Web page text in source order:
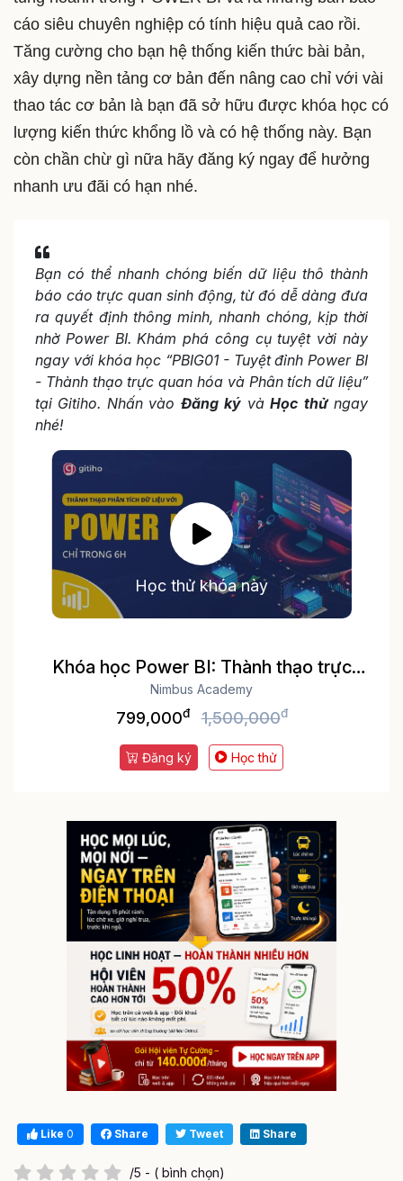
cáo siêu chuyên nghiệp có tính hiệu quả cao rồi.
Tăng cường cho bạn hệ thống kiến thức bài bản,
xây dựng nền tảng cơ bản đến nâng cao chỉ với vài
thao tác cơ bản là bạn đã sở hữu được khóa học có
lượng kiến thức khổng lồ và có hệ thống này. Bạn
còn chần chừ gì nữa hãy đăng ký ngay để hưởng
nhanh ưu đãi có hạn nhé.
Bạn có thể nhanh chóng biến dữ liệu thô thành
báo cáo trực quan sinh động, từ đó dễ dàng đưa
ra quyết định thông minh, nhanh chóng, kịp thời
nhờ Power BI. Khám phá công cụ tuyệt vời này
ngay với khóa học “PBIG01 - Tuyệt đỉnh Power BI
- Thành thạo trực quan hóa và Phân tích dữ liệu”
tại Gitiho. Nhấn vào Đăng ký vàHọc thửngay
nhé!
Học thử khóa này
Khóa học Power BI: Thành thạo trực
quan hóa và Phân tích dữ liệu
Nimbus Academy
799,000đ 1,500,000đ
Đăng ký Học thử
Like 0 Share Tweet Share
/5 - ( bình chọn)